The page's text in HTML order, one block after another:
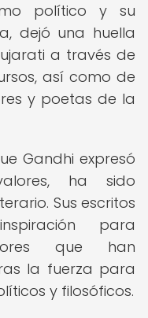
político y su
dejó una huella
a través de
así como de
y poetas de la
Gandhi expresó
ha sido
Sus escritos
para
que han
la fuerza para
y filosóficos.